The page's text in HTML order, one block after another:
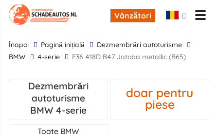
Vânzători
înapoi Pagină inițială
Dezmembrări autoturisme
BMW
4-serie F36 418D B47 Jatoba metallic (B65)
Dezmembrări
autoturisme
BMW 4-serie
doar pentru
piese
Toate BMW